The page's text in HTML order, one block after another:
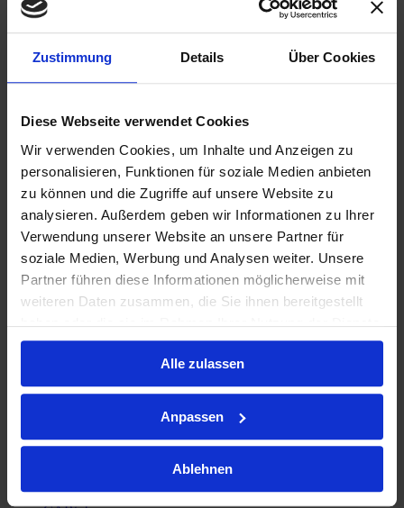
Zustimmung Details Über Cookies
Diese Webseite verwendet Cookies
Wir verwenden Cookies, um Inhalte und Anzeigen zu
personalisieren, Funktionen für soziale Medien anbieten
zu können und die Zugriffe auf unsere Website zu
analysieren. Außerdem geben wir Informationen zu Ihrer
Verwendung unserer Website an unsere Partner für
soziale Medien, Werbung und Analysen weiter. Unsere
Partner führen diese Informationen möglicherweise mit
weiteren Daten zusammen, die Sie ihnen bereitgestellt
haben oder die sie im Rahmen Ihrer Nutzung der Dienste
gesammelt haben.
Alle zulassen
Anpassen
Ablehnen
Karriere
Login
Benutzername
Passwort
CAR Centraler Autoersatzteile Ring
A.E.S. Auto-Ersatzteil-Service K.-H.
Kaiser GmbH
KarteWebsite
Fax: +49 214 87600-33
Datenschutz